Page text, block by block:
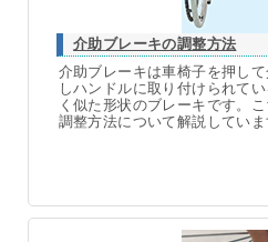
介助ブレーキの調整方法
介助ブレーキは車椅子を押し
しハンドルに取り付けられて
く似た形状のブレーキです。
調整方法について解説していま